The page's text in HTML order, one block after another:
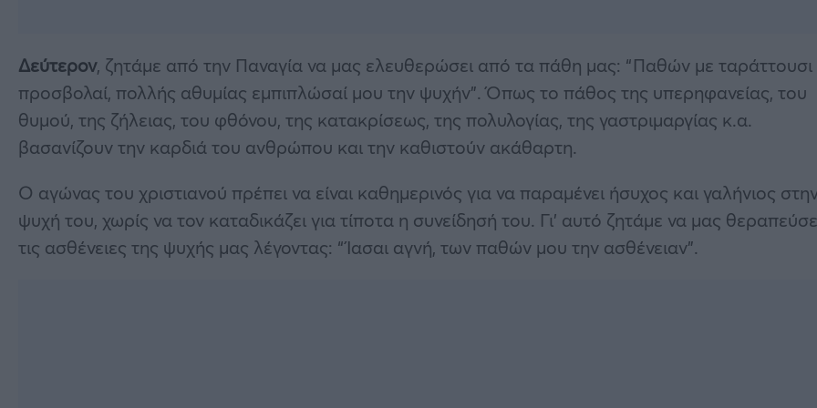
Δεύτερον, ζητάμε από την Παναγία να μας ελευθερώσει από τα πάθη μας: “Παθών με ταράττουσι
προσβολαί, πολλής αθυμίας εμπιπλώσαί μου την ψυχήν”. Όπως το πάθος της υπερηφανείας, του
θυμού, της ζήλειας, του φθόνου, της κατακρίσεως, της πολυλογίας, της γαστριμαργίας κ.α.
βασανίζουν την καρδιά του ανθρώπου και την καθιστούν ακάθαρτη.
Ο αγώνας του χριστιανού πρέπει να είναι καθημερινός για να παραμένει ήσυχος και γαλήνιος
ψυχή του, χωρίς να τον καταδικάζει για τίποτα η συνείδησή του. Γι’ αυτό ζητάμε να μας
τις ασθένειες της ψυχής μας λέγοντας: “Ίασαι αγνή, των παθών μου την ασθένειαν”.